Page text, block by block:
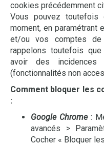
cookies précédemment
Vous pouvez
moment, en paramétrant
et/ou vos comptes de
rappelons toutefois
avoir des
(fonctionnalités non
Comment bloquer les
:
Google Chrome:
avancés >
Cocher « Bloquer